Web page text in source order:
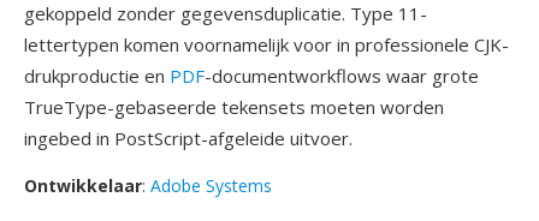
gekoppeld zonder gegevensduplicatie. Type 11-
lettertypen komen voornamelijk voor in professionele CJK-
drukproductie en PDF-documentworkflows waar grote
TrueType-gebaseerde tekensets moeten worden
ingebed in PostScript-afgeleide uitvoer.
Ontwikkelaar: Adobe Systems